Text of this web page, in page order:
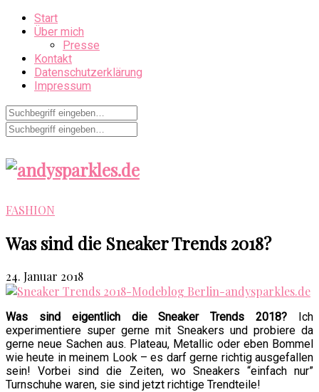
Start
Über mich
Presse
Kontakt
Datenschutzerklärung
Impressum
FASHION
Was sind die Sneaker Trends 2018?
24. Januar 2018
Was sind eigentlich die Sneaker Trends 2018? Ich
experimentiere super gerne mit Sneakers und probiere da
gerne neue Sachen aus. Plateau, Metallic oder eben Bommel
wie heute in meinem Look – es darf gerne richtig ausgefallen
sein! Vorbei sind die Zeiten, wo Sneakers “einfach nur”
Turnschuhe waren, sie sind jetzt richtige Trendteile!